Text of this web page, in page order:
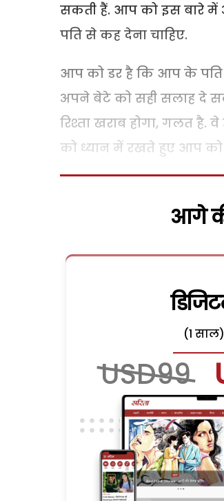
सकती हैं. आप को इस बारे में
पति से कह देना चाहिए.
आप को डर है कि आप के पति
अपने बेटे को सही सलाह दे
रिश्ता खराब होगा, गलत
को ध्यान में रखते हुए आप को
आगे
(1 साल)
USD99